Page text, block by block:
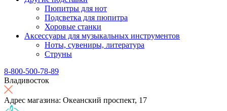
Пюпитры для нот
Подсветка для пюпитра
Хоровые станки
Аксессуары для музыкальных инструментов
Ноты, сувениры, литература
Струны
8-800-500-78-89
Владивосток
Адрес магазина: Океанский проспект, 17